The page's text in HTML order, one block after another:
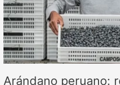
Arándano peruano:
en
caída